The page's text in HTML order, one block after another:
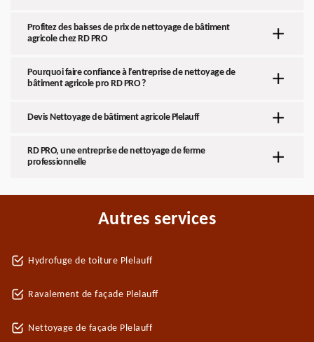
Profitez des baisses de prix de nettoyage de bâtiment
agricole chez RD PRO
Pourquoi faire confiance à l’entreprise de nettoyage de
bâtiment agricole pro RD PRO ?
Devis Nettoyage de bâtiment agricole Plelauff
RD PRO, une entreprise de nettoyage de ferme
professionnelle
Autres services
Hydrofuge de toiture Plelauff
Ravalement de façade Plelauff
Nettoyage de façade Plelauff